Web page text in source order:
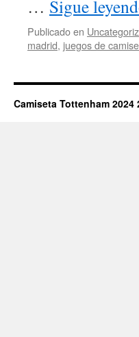
… Sigue
Publicado en
madrid, juegos de
Camiseta Tottenham 2024